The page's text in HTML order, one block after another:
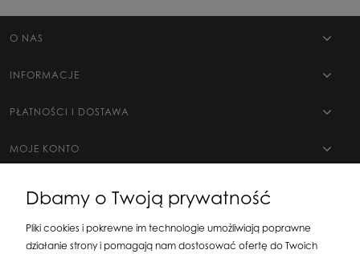
O NAS
INFORMACJE
PŁATNOŚCI I DOSTAWA
MOJE KONTO
Dbamy o Twoją prywatność
Pliki cookies i pokrewne im technologie umożliwiają poprawne
działanie strony i pomagają nam dostosować ofertę do Twoich